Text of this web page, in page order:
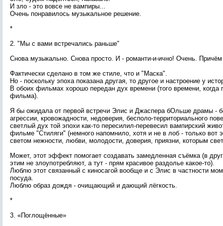
И зло - это вовсе не вампиры...
Очень понравилось музыкальное решение.
*
2. "Мы с вами встречались раньше"
Снова музыкально. Снова просто. И - романти-и-ично! Очень.
Фактически сделано в том же стиле, что и "Маска".
Но - поскольку эпоха показана другая, то другое и настроение у
В обоих фильмах хорошо передан дух времени (того времени, когда
фильма).
Я бы ожидала от первой встречи Элис и Джаспера бОльше драмы -
агрессии, кровожадности, недоверия, бесполо-территориального
светлый дух той эпохи как-то пересилил-перевесил вампирский
фильме "Стиляги" (немного напомнило, хотя и не в лоб - только вот
светом нежности, любви, молодости, доверия, приязни, которым
Может, этот эффект помогает создавать замедленная съёмка (в
этим не злоупотребляют, а тут - прям красивое раздолье какое-то).
Люблю этот связанный с киносагой вообще и с Элис в частности
посуда.
Люблю образ дождя - очищающий и дающий лёгкость.
*
3. «Поглощённые»